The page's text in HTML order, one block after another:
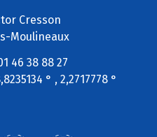
Cresson
Moulineaux
46 38 88 27
° , 2,2717778 °